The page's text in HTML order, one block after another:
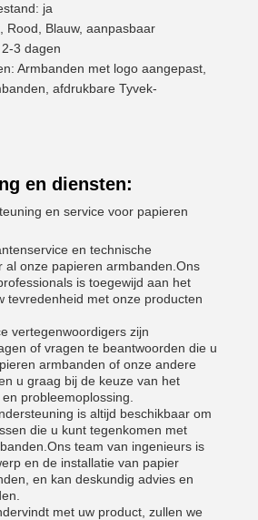
ja
Rood, Blauw, aanpasbaar
3 dagen
Armbanden met logo aangepast,
afdrukbare Tyvek-
en diensten:
en service voor papieren
en technische
al onze papieren armbanden.Ons
is toegewijd aan het
tevredenheid met onze producten
vertegenwoordigers zijn
of vragen te beantwoorden die u
armbanden of onze andere
u graag bij de keuze van het
probleemoplossing.
is altijd beschikbaar om
die u kunt tegenkomen met
team van ingenieurs is
en de installatie van papier
en kan deskundig advies en
met uw product, zullen we